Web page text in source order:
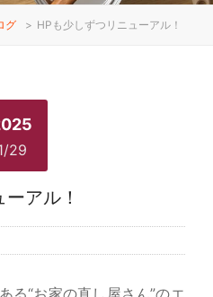
グ > HPも少しずつリニューアル！
29
アル！